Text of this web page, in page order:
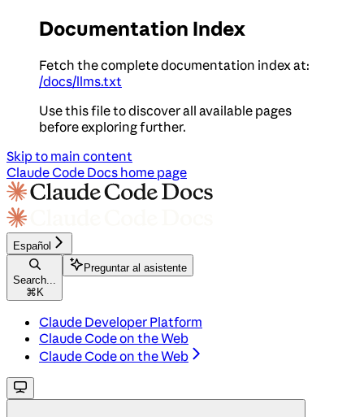
Documentation Index
Fetch the complete documentation index at:
/docs/llms.txt
Use this file to discover all available pages
before exploring further.
Skip to main content
Claude Code Docs home page
Español
Search...
⌘ K
Preguntar al asistente
Claude Developer Platform
Claude Code on the Web
Claude Code on the Web